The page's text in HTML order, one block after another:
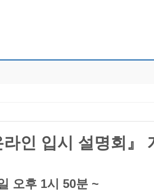
인 입시 설명회』
오후 1시 50분 ~